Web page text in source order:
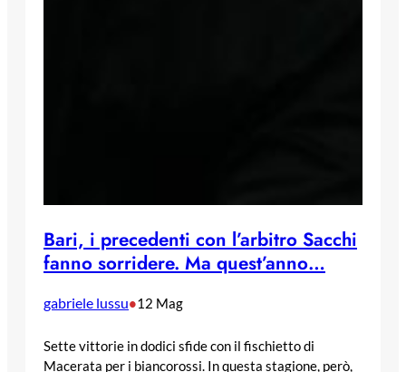
Bari, i precedenti con l’arbitro Sacchi
fanno sorridere. Ma quest’anno…
gabriele lussu•12 Mag
Sette vittorie in dodici sfide con il fischietto di
Macerata per i biancorossi. In questa stagione, però,